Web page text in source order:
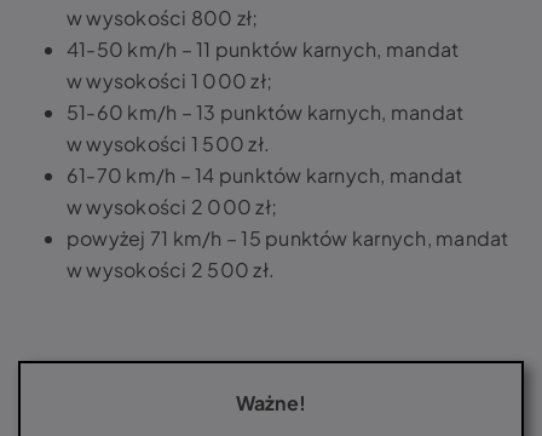
w wysokości 800 zł;
41-50 km/h – 11 punktów karnych, mandat
w wysokości 1 000 zł;
51-60 km/h – 13 punktów karnych, mandat
w wysokości 1 500 zł.
61-70 km/h – 14 punktów karnych, mandat
w wysokości 2 000 zł;
powyżej 71 km/h – 15 punktów karnych, mandat
w wysokości 2 500 zł.
Ważne!